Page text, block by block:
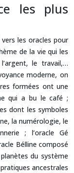
les plus
les oracles pour
de la vie qui les
le travail,…
moderne, on
formées ont une
qui a bu le café ;
dont les symboles
la numérologie, le
; l’oracle Gé
Bélline composé
du système
ancestrales